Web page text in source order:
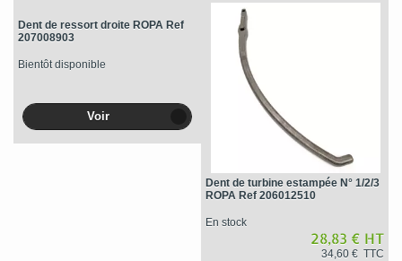
Dent de ressort droite ROPA Ref
207008903
Bientôt disponible
Voir
Dent de turbine estampée N° 1/2/3
ROPA Ref 206012510
En stock
28,83 € HT
34,60 € TTC